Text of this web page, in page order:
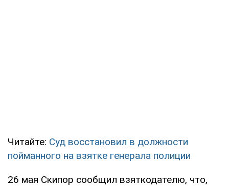
Читайте: Суд восстановил в должности
пойманного на взятке генерала полиции
26 мая Скипор сообщил взяткодателю, что,